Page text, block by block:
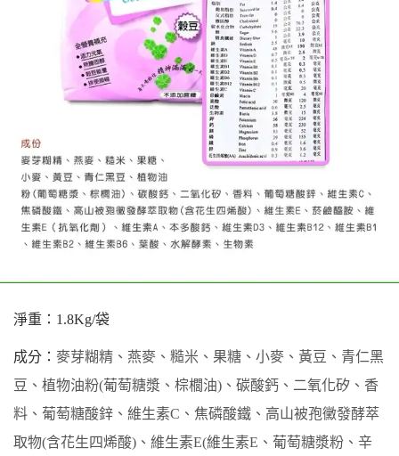
淨重： 1.8Kg/袋
成分： 麥芽糊精、燕麥、糙米、果糖、小麥、黃豆、青仁黑
豆、植物油粉(葡萄糖漿、棕櫚油)、碳酸鈣、二氧化矽、香
料、葡萄糖酸鋅、維生素C、焦磷酸鐵、高山被孢黴發酵萃
取物(含花生四烯酸)、維生素E(維生素E、葡萄糖漿粉、辛